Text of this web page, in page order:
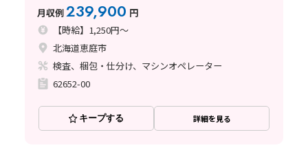
月収例239,900 円
【時給】1,250円～
北海道恵庭市
検査、梱包・仕分け、マシンオペレーター
62652-00
キープする 詳細を見る